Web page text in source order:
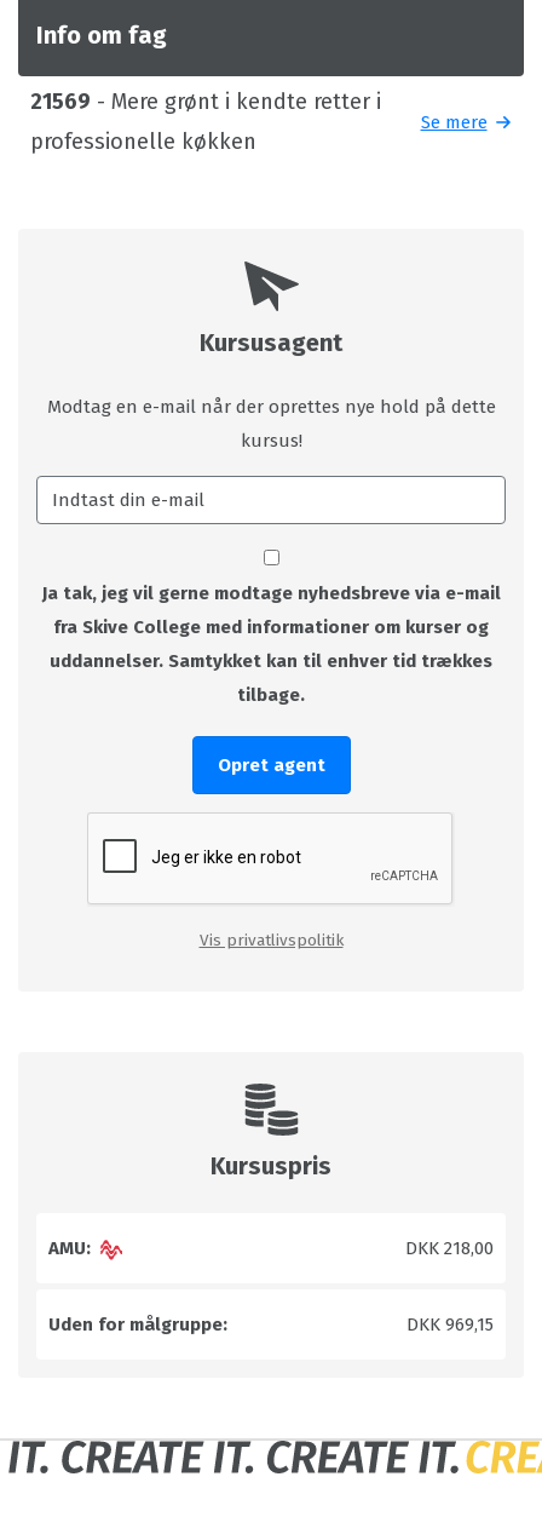
Info om fag
21569 - Mere grønt i kendte retter i
professionelle køkken
Se mere
Kursusagent
Modtag en e-mail når der oprettes nye hold på dette
kursus!
Ja tak, jeg vil gerne modtage nyhedsbreve via e-mail
fra Skive College med informationer om kurser og
uddannelser. Samtykket kan til enhver tid trækkes
tilbage.
Opret agent
Vis privatlivspolitik
Kursuspris
AMU: DKK 218,00
Uden for målgruppe: DKK 969,15